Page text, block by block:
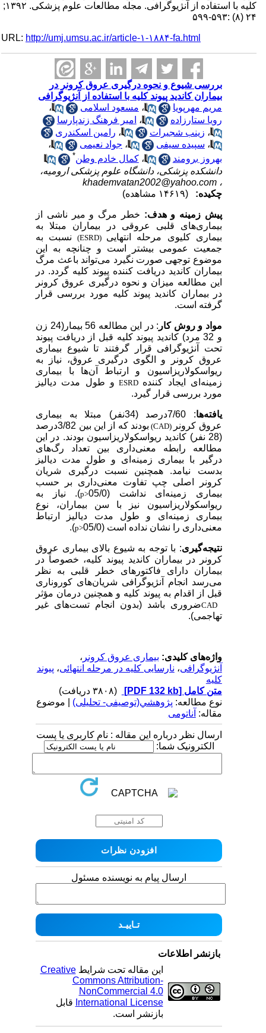
کلیه با استفاده از آنژیوگرافی. مجله مطالعات علوم پزشکی. ۱۳۹۲;
۲۴ (۸) :۵۹۳-۵۹۹
URL:http://umj.umsu.ac.ir/article-۱-۱۸۸۴-fa.html
بررسی شیوع و نحوه درگیری عروق کرونر در
بیماران کاندید پیوند کلیه با استفاده از آنژیوگرافی
مریم مهرپویا
،مسعود اسلامی
،
رویا ستارزاده
،امیر فرهنگ زندپارسا
، زینب شجیرات ، رامین اسکندری
،سپیده سیفی ،جواد نعیمی
،
بهروز برومند
،کمال خادم وطن
دانشکده پزشکی، دانشگاه علوم پزشکی ارومیه،
khademvatan2002@yahoo.com
چکیده:
پیش زمینه و هدف:خطر مرگ و میر ناشی از
بیماری‌های قلبی عروقی در بیماران مبتلا به
بیماری کلیوی مرحله انتهایی(ESRD)نسبت به
جمعیت عمومی بیشتر است و چنانچه به این
موضوع توجهی صورت نگیرد می‌تواند باعث مرگ
بیماران کاندید دریافت کننده پیوند کلیه گردد. در
این مطالعه میزان و نحوه درگیری عروق کرونر
در بیماران کاندید پیوند کلیه مورد بررسی قرار
گرفته است.
مواد و روش کار
: در این مطالعه 56 بیمار(24 زن
و 32 مرد) کاندید پیوند کلیه قبل از دریافت پیوند
تحت آنژیوگرافی قرار گرفتند تا شیوع بیماری
عروق کرونر و الگوی درگیری عروق، نیاز به
ریواسکولاریزاسیون و ارتباط آن‌ها با بیماری
زمینه‌ای ایجاد کنندهESRDو طول مدت دیالیز
مورد بررسی قرار گیرد.
یافته‌ها
: 7/60درصد (34نفر) مبتلا به بیماری
عروق کرونر(CAD)
بودند که از این بین 3/82درصد
(28 نفر) کاندید ریواسکولاریزاسیون بودند. در این
مطالعه رابطه معنی‌داری بین تعداد رگ‌های
درگیر با بیماری زمینه‌ای و طول مدت دیالیز
بدست نیامد. همچنین نسبت درگیری شریان
کرونر اصلی چپ تفاوت معنی‌داری بر حسب
بیماری زمینه‌ای نداشت (05/0
p>). نیاز به
ریواسکولاریزاسیون نیز با سن بیماران، نوع
بیماری زمینه‌ای و طول مدت دیالیز ارتباط
معنی‌داری را نشان نداده است (05/0
p>
).
نتیجه‌گیری: با توجه به شیوع بالای بیماری عروق
کرونر در بیماران کاندید پیوند کلیه، خصوصاً در
بیماران دارای فاکتورهای خطر قلبی به نظر
می‌رسد انجام آنژیوگرافی شریان‌های کوروناری
قبل از اقدام به پیوند کلیه و همچنین درمان مؤثر
CADضروری باشد (بدون انجام تست‌های غیر
تهاجمی).
واژه‌های کلیدی:بیماری عروق کرونر،
آنژیوگرافی،نارسایی کلیه در مرحله انتهائی،پیوند
کلیه
متن کامل[PDF 132 kb]
نوع مطالعه:پژوهشي(توصیفی- تحلیلی) | موضوع
مقاله:آناتومی
ارسال نظر درباره این مقاله : نام کاربری یا پست
الکترونیک شما:
ارسال پیام به نویسنده مسئول
بازنشر اطلاعات
این مقاله تحت شرایطCreative
Commons Attribution-
NonCommercial 4.0
International Licenseقابل
بازنشر است.